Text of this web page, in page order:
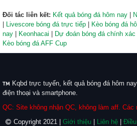
Đối tác liên kết: Kết quả bóng đá hôm nay |
| Livescore bóng đá trực tiếp | Kèo bóng đá
nay | Keonhacai | Dự đoán bóng đá chính
Kèo bóng đá AFF Cup
Kqbd trực tuyến, kết quả bóng đá hôm
điện thoại và smartphone.
QC: Site không nhận QC, không làm aff.
Copyright 2021 | Giới thiệu | Liên hệ |